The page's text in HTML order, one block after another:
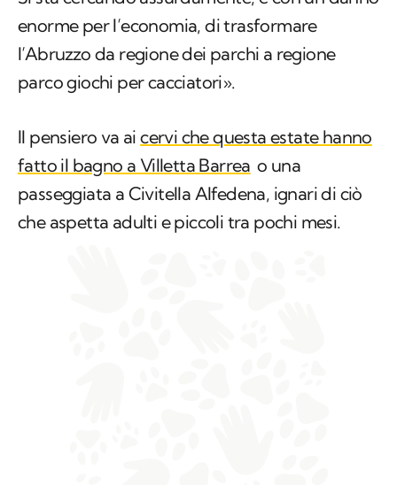
enorme per l’economia, di trasformare
l’Abruzzo da regione dei parchi a regione
parco giochi per cacciatori».
Il pensiero va aicervi che questa estate hanno
fatto il bagno a Villetta Barrea o una
passeggiata a Civitella Alfedena, ignari di ciò
che aspetta adulti e piccoli tra pochi mesi.